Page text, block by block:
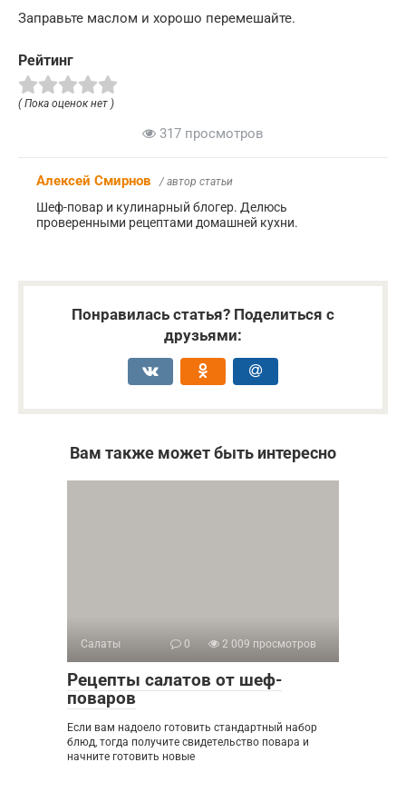
Заправьте маслом и хорошо перемешайте.
Рейтинг
( Пока оценок нет )
317 просмотров
Алексей Смирнов / автор статьи
Шеф-повар и кулинарный блогер. Делюсь
проверенными рецептами домашней кухни.
Понравилась статья? Поделиться с
друзьями:
Вам также может быть интересно
Салаты 0 2 009 просмотров
Рецепты салатов от шеф-
поваров
Если вам надоело готовить стандартный набор
блюд, тогда получите свидетельство повара и
начните готовить новые